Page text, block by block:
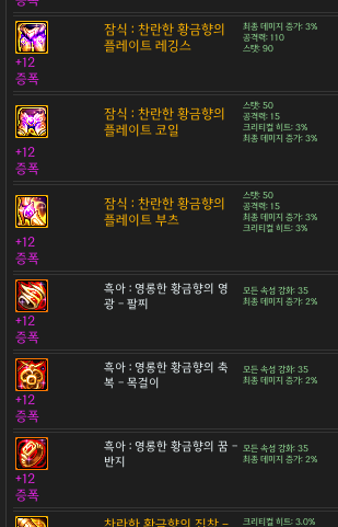
잠식 : 찬란한 황금향의
플레이트 레깅스
최종 데미지 증가: 3%
공격력: 110
스탯: 90
+12
증폭
잠식 : 찬란한 황금향의
플레이트 코일
스탯: 50
공격력: 15
크리티컬 히트: 3%
최종 데미지 증가: 3%
+12
증폭
잠식 : 찬란한 황금향의
플레이트 부츠
스탯: 50
공격력: 15
최종 데미지 증가: 3%
크리티컬 히트: 3%
+12
증폭
흑아 : 영롱한 황금향의 영
광 - 팔찌
모든 속성 강화: 35
최종 데미지 증가: 2%
+12
증폭
흑아 : 영롱한 황금향의 축
복 - 목걸이
모든 속성 강화: 35
최종 데미지 증가: 2%
+12
증폭
흑아 : 영롱한 황금향의 꿈 -
반지
모든 속성 강화: 35
최종 데미지 증가: 2%
+12
증폭
크리티컬 히트: 3.0%